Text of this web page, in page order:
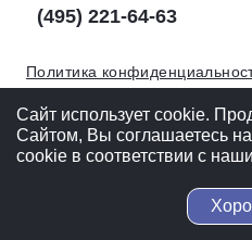
(495) 221-64-63
Политика
Обработка персональных
© 2004-2026 ВелоСклад.ру
Сайт использует cookie.
Сайтом, Вы соглашаетесь
cookie в соответствии с